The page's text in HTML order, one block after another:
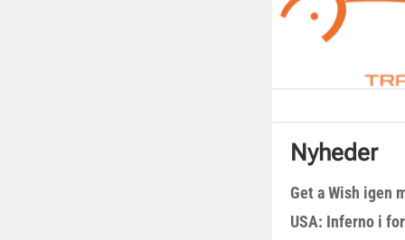
Nyheder
Get a Wish igen
USA: Inferno i